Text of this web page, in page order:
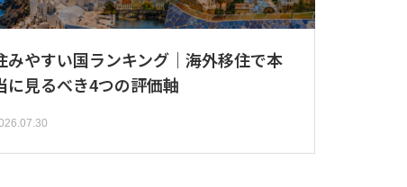
みやすい国ランキング｜海外移住で本
に見るべき4つの評価軸